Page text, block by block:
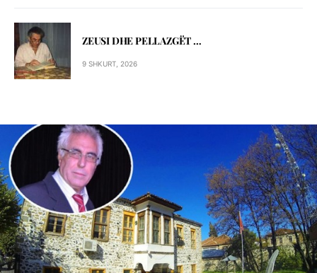
ZEUSI DHE PELLAZGЁT …
9 SHKURT, 2026